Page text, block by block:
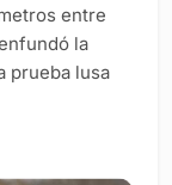
entre
la
prueba lusa